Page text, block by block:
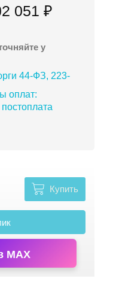
051 ₽
у
44-ФЗ, 223-
оплат:
Купить
MAX